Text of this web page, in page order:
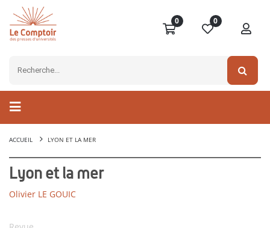
0 0
ACCUEIL LYON ET LA MER
Lyon et la mer
Olivier LE GOUIC